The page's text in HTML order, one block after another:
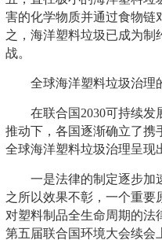
害的化学物质并通过食物链
之，海洋塑料垃圾已成为制
战。
全球海洋塑料垃圾治理
在联合国2030可持续
推动下，各国逐渐确立了携
全球海洋塑料垃圾治理呈现
一是法律的制定逐步加
之所以效果不彰，一个重要
对塑料制品全生命周期的法
第五届联合国环境大会续会